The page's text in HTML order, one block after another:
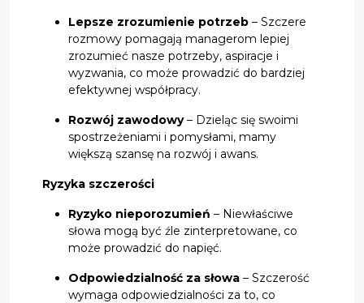
Lepsze zrozumienie potrzeb – Szczere
rozmowy pomagają managerom lepiej
zrozumieć nasze potrzeby, aspiracje i
wyzwania, co może prowadzić do bardziej
efektywnej współpracy.
Rozwój zawodowy– Dzieląc się swoimi
spostrzeżeniami i pomysłami, mamy
większą szansę na rozwój i awans.
Ryzyka szczerości
Ryzyko nieporozumień – Niewłaściwe
słowa mogą być źle zinterpretowane, co
może prowadzić do napięć.
Odpowiedzialność za słowa – Szczerość
wymaga odpowiedzialności za to, co